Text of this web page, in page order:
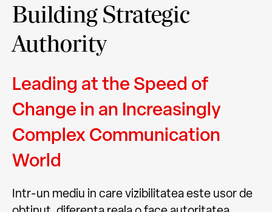
Building Strategic
Authority
Leading at the Speed of
Change in an Increasingly
Complex Communication
World
Intr-un mediu in care vizibilitatea este usor de